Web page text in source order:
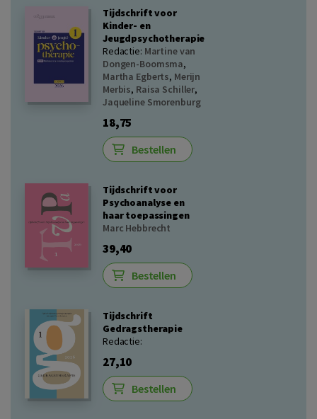
Tijdschrift voor
Kinder- en
Jeugdpsychotherapie
Redactie: Martine van
Dongen-Boomsma,
Martha Egberts, Merijn
Merbis, Raisa Schiller,
Jaqueline Smorenburg
18,75
Bestellen
Tijdschrift voor
Psychoanalyse en
haar toepassingen
Marc Hebbrecht
39,40
Bestellen
Tijdschrift
Gedragstherapie
Redactie:
27,10
Bestellen